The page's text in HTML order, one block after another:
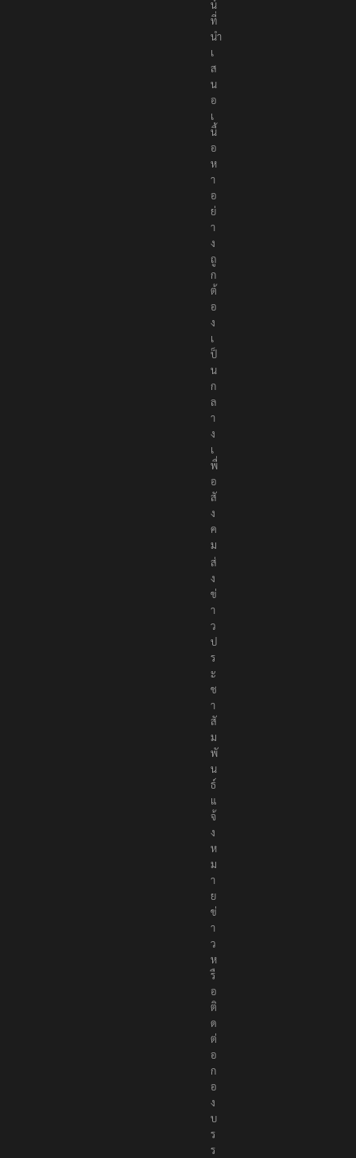
น์
ที่
นำ
เ
ส
น
อ
เ
นื้
อ
ห
า
อ
ย่
า
ง
ถู
ก
ต้
อ
ง
เ
ป็
น
ก
ล
า
ง
เ
พื่
อ
สั
ง
ค
ม
ส่
ง
ข่
า
ว
ป
ร
ะ
ช
า
สั
ม
พั
น
ธ์
แ
จ้
ง
ห
ม
า
ย
ข่
า
ว
ห
รื
อ
ติ
ด
ต่
อ
ก
อ
ง
บ
ร
ร